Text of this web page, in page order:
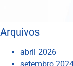
Arquivos
abril 2026